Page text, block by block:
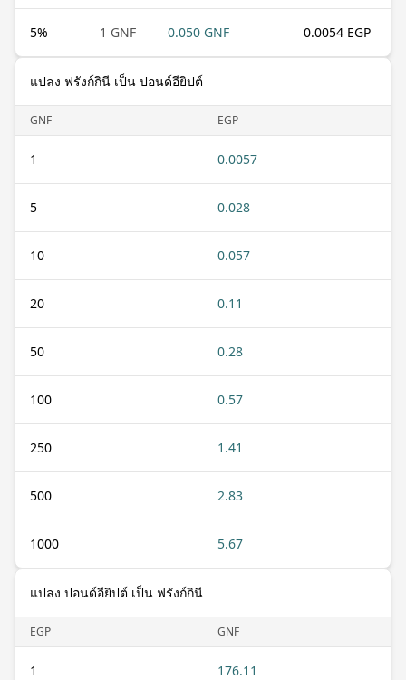
5% 1 GNF 0.050 GNF 0.0054 EGP
แปลง ฟรังก์กินี เป็น ปอนด์อียิปต์
GNF EGP
1 0.0057
5 0.028
10 0.057
20 0.11
50 0.28
100 0.57
250 1.41
500 2.83
1000 5.67
แปลง ปอนด์อียิปต์ เป็น ฟรังก์กินี
EGP GNF
1 176.11